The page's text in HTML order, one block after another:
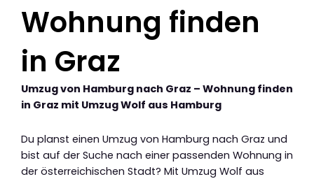
Wohnung finden
in Graz
Umzug von Hamburg nach Graz – Wohnung finden
in Graz mit Umzug Wolf aus Hamburg
Du planst einen Umzug von Hamburg nach Graz und
bist auf der Suche nach einer passenden Wohnung in
der österreichischen Stadt? Mit Umzug Wolf aus